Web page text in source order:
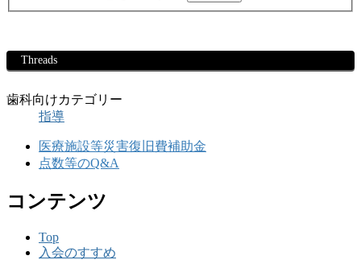
Threads
歯科向けカテゴリー
指導
医療施設等災害復旧費補助金
点数等のQ&A
コンテンツ
Top
入会のすすめ